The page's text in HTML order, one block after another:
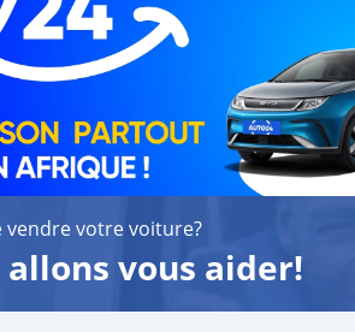
vendre votre voiture?
allons vous aider!